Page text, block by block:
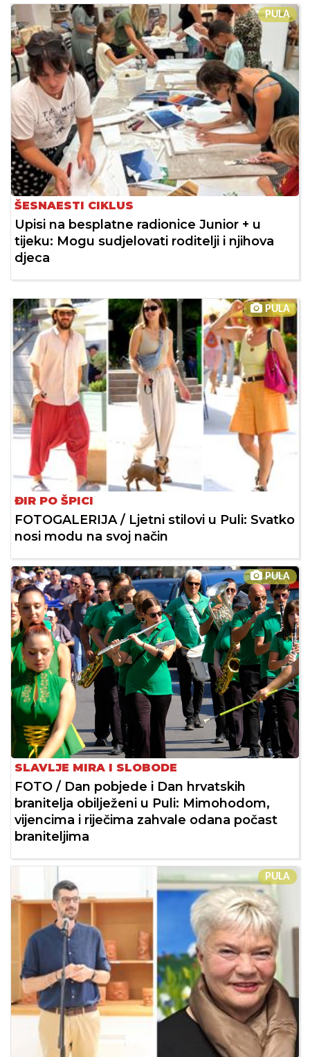
PULA
ŠESNAESTI CIKLUS
Upisi na besplatne radionice Junior + u
tijeku: Mogu sudjelovati roditelji i njihova
djeca
PULA
ĐIR PO ŠPICI
FOTOGALERIJA / Ljetni stilovi u Puli: Svatko
nosi modu na svoj način
PULA
SLAVLJE MIRA I SLOBODE
FOTO / Dan pobjede i Dan hrvatskih
branitelja obilježeni u Puli: Mimohodom,
vijencima i riječima zahvale odana počast
braniteljima
PULA